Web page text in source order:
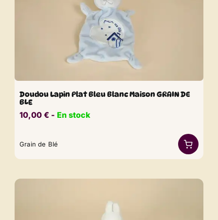
Doudou Lapin Plat Bleu Blanc Maison GRAIN DE
BLE
10,00 € ​​ - En stock
Grain de Blé